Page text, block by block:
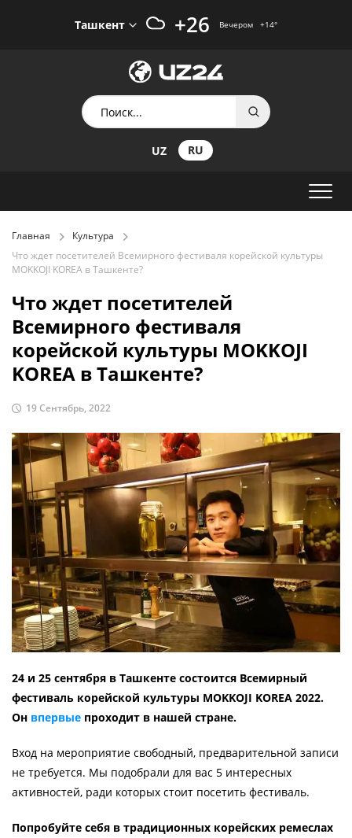
Ташкент +26 Вечером +14°
UZ RU
Главная
Культура
Что ждет посетителей Всемирного фестиваля корейской культуры
MOKKOJI KOREA в Ташкенте?
Что ждет посетителей
Всемирного фестиваля
корейской культуры MOKKOJI
KOREA в Ташкенте?
19 Сентябрь, 2022
24 и 25 сентября в Ташкенте состоится Всемирный
фестиваль корейской культуры MOKKOJI KOREA 2022.
Он впервые проходит в нашей стране.
Вход на мероприятие свободный, предварительной записи
не требуется. Мы подобрали для вас 5 интересных
активностей, ради которых стоит посетить фестиваль.
Попробуйте себя в традиционных корейских ремеслах